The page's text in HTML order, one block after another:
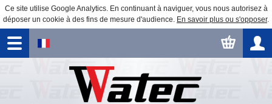
Ce site utilise Google Analytics. En continuant à naviguer, vous nous autorisez à
déposer un cookie à des fins de mesure d'audience. En savoir plus ou s'opposer.